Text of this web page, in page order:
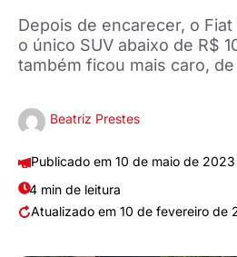
Depois de encarecer, o
o único SUV abaixo de R$
também ficou mais caro,
Beatriz Prestes
10 de maio de 2023
4 min de leitura
10 de fevereiro de